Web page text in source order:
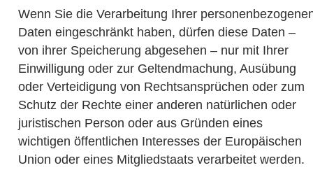
Wenn Sie die Verarbeitung Ihrer
Daten eingeschränkt haben, dürfen diese Daten –
von ihrer Speicherung abgesehen – nur mit Ihrer
Einwilligung oder zur Geltendmachung, Ausübung
oder Verteidigung von Rechtsansprüchen oder zum
Schutz der Rechte einer anderen natürlichen oder
juristischen Person oder aus Gründen eines
wichtigen öffentlichen Interesses der Europäischen
Union oder eines Mitgliedstaats verarbeitet werden.